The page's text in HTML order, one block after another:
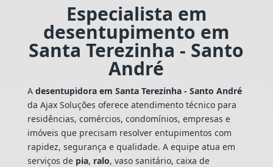
Especialista em
desentupimento em
Santa Terezinha - Santo
André
A desentupidora em Santa Terezinha - Santo André
da Ajax Soluções oferece atendimento técnico para
residências, comércios, condomínios, empresas e
imóveis que precisam resolver entupimentos com
rapidez, segurança e qualidade. A equipe atua em
serviços de pia, ralo, vaso sanitário, caixa de